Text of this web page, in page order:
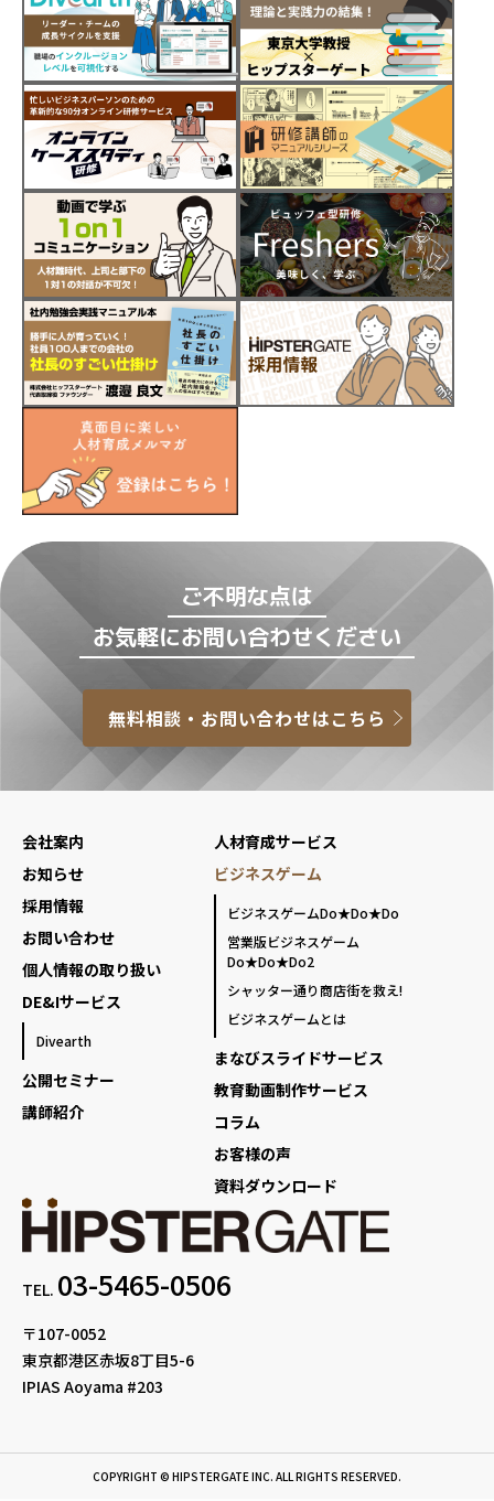
ご不明な点は
お気軽にお問い合わせください
無料相談・お問い合わせはこちら
TEL. 03-5465-0506
〒107-0052
東京都港区赤坂8丁目5-6
IPIAS Aoyama #203
会社案内
お知らせ
採用情報
お問い合わせ
個人情報の取り扱い
DE&Iサービス
Divearth
公開セミナー
講師紹介
人材育成サービス
ビジネスゲーム
ビジネスゲームDo★Do★Do
営業版ビジネスゲーム
Do★Do★Do2
シャッター通り商店街を救え!
ビジネスゲームとは
まなびスライドサービス
教育動画制作サービス
コラム
お客様の声
資料ダウンロード
COPYRIGHT © HIPSTERGATE INC. ALL RIGHTS RESERVED.